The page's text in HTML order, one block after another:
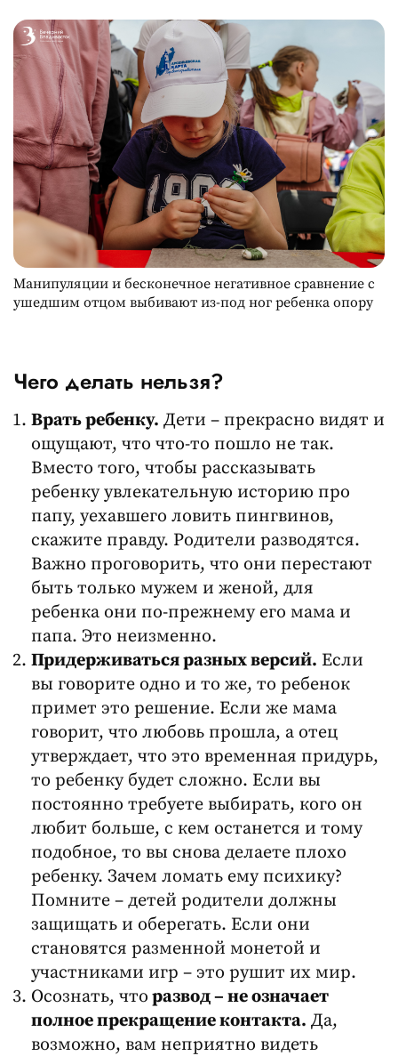
Манипуляции и бесконечное негативное сравнение с
ушедшим отцом выбивают из-под ног ребенка опору
Чего делать нельзя?
Врать ребенку. Дети – прекрасно видят и
ощущают, что что-то пошло не так.
Вместо того, чтобы рассказывать
ребенку увлекательную историю про
папу, уехавшего ловить пингвинов,
скажите правду. Родители разводятся.
Важно проговорить, что они перестают
быть только мужем и женой, для
ребенка они по-прежнему его мама и
папа. Это неизменно.
Придерживаться разных версий. Если
вы говорите одно и то же, то ребенок
примет это решение. Если же мама
говорит, что любовь прошла, а отец
утверждает, что это временная придурь,
то ребенку будет сложно. Если вы
постоянно требуете выбирать, кого он
любит больше, с кем останется и тому
подобное, то вы снова делаете плохо
ребенку. Зачем ломать ему психику?
Помните – детей родители должны
защищать и оберегать. Если они
становятся разменной монетой и
участниками игр – это рушит их мир.
Осознать, что развод – не означает
полное прекращение контакта. Да,
возможно, вам неприятно видеть